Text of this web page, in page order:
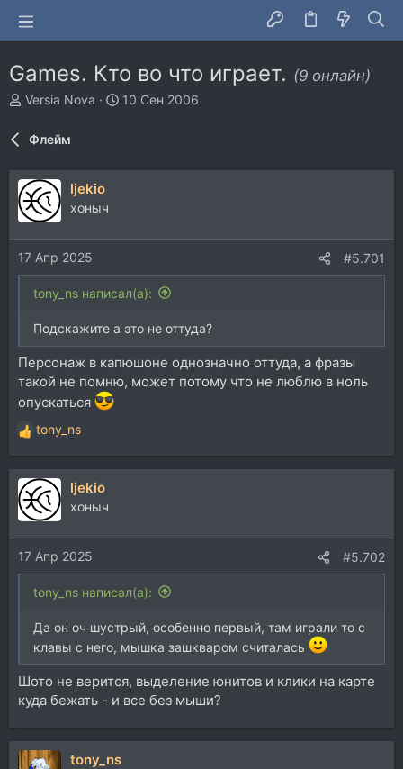
Games. Кто во что играет. (9 онлайн)
А
р
т
е
м
Versia Nova
Д
н
10 Сен 2006
Флейм
ljekio
хоныч
17 Апр 2025 #5.701
tony_ns написал(а):
Подскажите а это не оттуда?
Персонаж в капюшоне однозначно оттуда, а фразы
такой не помню, может потому что не люблю в ноль
опускаться
Р
е
а
к
ц
и
и
:
tony_ns
ljekio
хоныч
17 Апр 2025 #5.702
tony_ns написал(а):
Да он оч шустрый, особенно первый, там играли то с
клавы с него, мышка зашкваром считалась
Шото не верится, выделение юнитов и клики на карте
куда бежать - и все без мыши?
tony_ns